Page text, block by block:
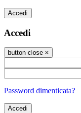
Accedi
Accedi
button close ×
Password dimenticata?